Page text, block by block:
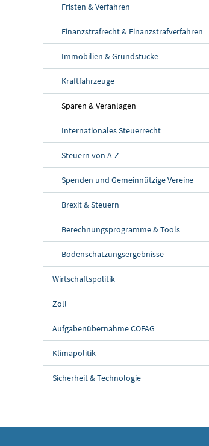
Fristen & Verfahren
Finanzstrafrecht & Finanzstrafverfahren
Immobilien & Grundstücke
Kraftfahrzeuge
Sparen & Veranlagen
Internationales Steuerrecht
Steuern von A-Z
Spenden und Gemeinnützige Vereine
Brexit & Steuern
Berechnungsprogramme & Tools
Bodenschätzungsergebnisse
Wirtschaftspolitik
Zoll
Aufgabenübernahme COFAG
Klimapolitik
Sicherheit & Technologie